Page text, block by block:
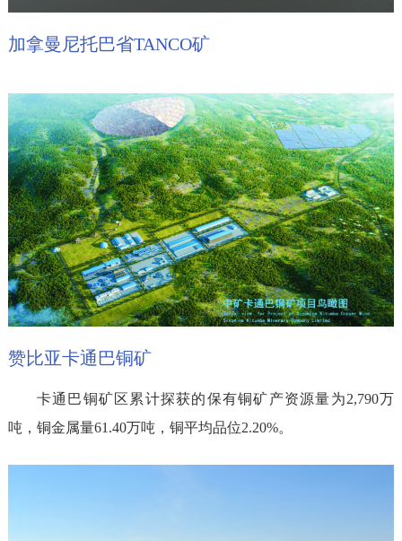
加拿曼尼托巴省TANCO矿
赞比亚卡通巴铜矿
卡通巴铜矿区累计探获的保有铜矿产资源量为2,790万
吨，铜金属量61.40万吨，铜平均品位2.20%。